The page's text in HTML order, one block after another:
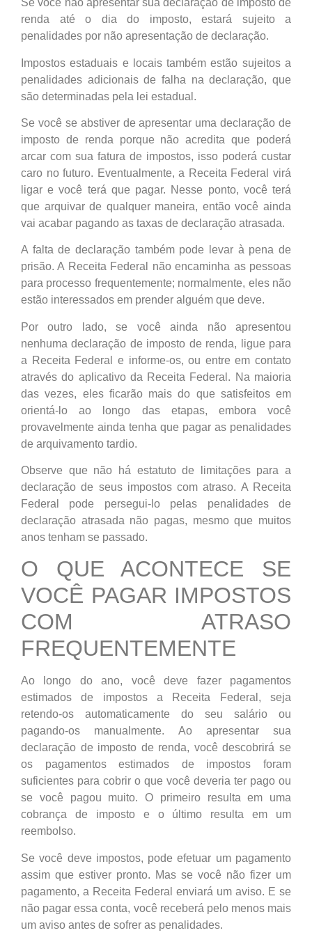
Se você não apresentar sua declaração de imposto de
renda até o dia do imposto, estará sujeito a
penalidades por não apresentação de declaração.
Impostos estaduais e locais também estão sujeitos a
penalidades adicionais de falha na declaração, que
são determinadas pela lei estadual.
Se você se abstiver de apresentar uma declaração de
imposto de renda porque não acredita que poderá
arcar com sua fatura de impostos, isso poderá custar
caro no futuro. Eventualmente, a Receita Federal virá
ligar e você terá que pagar. Nesse ponto, você terá
que arquivar de qualquer maneira, então você ainda
vai acabar pagando as taxas de declaração atrasada.
A falta de declaração também pode levar à pena de
prisão. A Receita Federal não encaminha as pessoas
para processo frequentemente; normalmente, eles não
estão interessados ​​em prender alguém que deve.
Por outro lado, se você ainda não apresentou
nenhuma declaração de imposto de renda, ligue para
a Receita Federal e informe-os, ou entre em contato
através do aplicativo da Receita Federal. Na maioria
das vezes, eles ficarão mais do que satisfeitos em
orientá-lo ao longo das etapas, embora você
provavelmente ainda tenha que pagar as penalidades
de arquivamento tardio.
Observe que não há estatuto de limitações para a
declaração de seus impostos com atraso. A Receita
Federal pode persegui-lo pelas penalidades de
declaração atrasada não pagas, mesmo que muitos
anos tenham se passado.
O QUE ACONTECE SE
VOCÊ PAGAR IMPOSTOS
COM ATRASO
FREQUENTEMENTE
Ao longo do ano, você deve fazer pagamentos
estimados de impostos a Receita Federal, seja
retendo-os automaticamente do seu salário ou
pagando-os manualmente. Ao apresentar sua
declaração de imposto de renda, você descobrirá se
os pagamentos estimados de impostos foram
suficientes para cobrir o que você deveria ter pago ou
se você pagou muito. O primeiro resulta em uma
cobrança de imposto e o último resulta em um
reembolso.
Se você deve impostos, pode efetuar um pagamento
assim que estiver pronto. Mas se você não fizer um
pagamento, a Receita Federal enviará um aviso. E se
não pagar essa conta, você receberá pelo menos mais
um aviso antes de sofrer as penalidades.